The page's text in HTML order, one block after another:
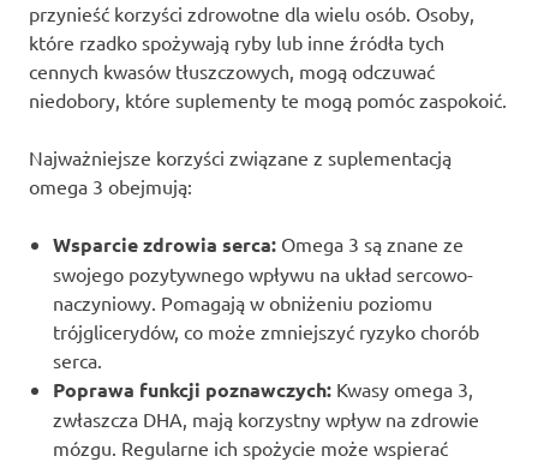
przynieść korzyści zdrowotne dla wielu osób. Osoby,
które rzadko spożywają ryby lub inne źródła tych
cennych kwasów tłuszczowych, mogą odczuwać
niedobory, które suplementy te mogą pomóc zaspokoić.
Najważniejsze korzyści związane z suplementacją
omega 3 obejmują:
Wsparcie zdrowia serca: Omega 3 są znane ze
swojego pozytywnego wpływu na układ sercowo-
naczyniowy. Pomagają w obniżeniu poziomu
trójglicerydów, co może zmniejszyć ryzyko chorób
serca.
Poprawa funkcji poznawczych: Kwasy omega 3,
zwłaszcza DHA, mają korzystny wpływ na zdrowie
mózgu. Regularne ich spożycie może wspierać